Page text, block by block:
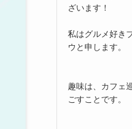
ざいます！
私はグルメ好き
ウと申します。
趣味は、カフェ
ごすことです。